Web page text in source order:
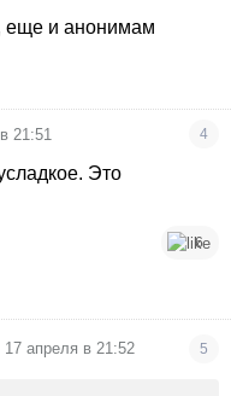
еще и анонимам
21:51 4
Это
6
17 апреля в 21:52 5